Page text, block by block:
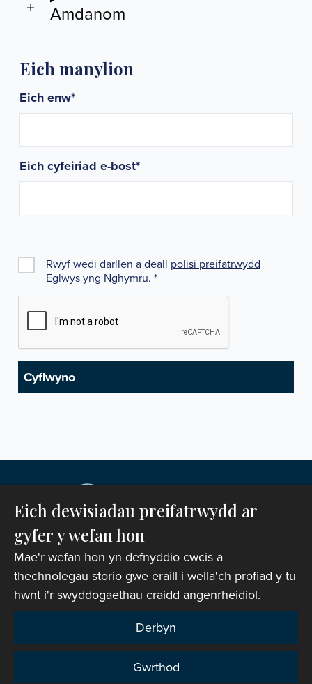
Amdanom
Eich manylion
Eich enw*
Eich cyfeiriad e-bost*
Rwyf wedi darllen a deall polisi preifatrwydd
Eglwys yng Nghymru. *
Hawlfraint © 2007-2026 Corff Cynrychiolwyr yr
Eglwys yng Nghymru. Cedwir pob hawl.
Rhif Elusen Gofrestredig: 1142813
Telerau ac Amodau Gwefan|Cwcis
Eich dewisiadau preifatrwydd ar
gyfer y wefan hon
Mae'r wefan hon yn defnyddio cwcis a
thechnolegau storio gwe eraill i wella'ch profiad y tu
hwnt i'r swyddogaethau craidd angenrheidiol.
Derbyn
Gwrthod